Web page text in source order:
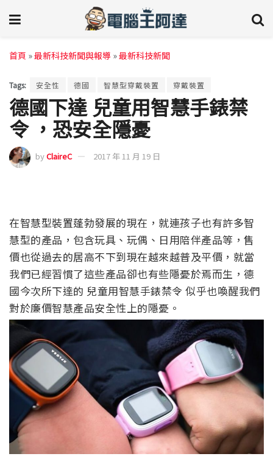
首頁 »最新科技新聞與報導 »最新科技新聞
Tags: 安全性 德國 智慧型穿戴裝置 穿戴裝置
德國下達 兒童用智慧手錶禁
令 ，恐安全隱憂
byClaireC 2017 年 11 月 19 日
在智慧型裝置蓬勃發展的現在，就連孩子也有許多智
慧型的產品，包含玩具、玩偶、日用陪伴產品等，售
價也從過去的居高不下到現在越來越普及平價，就當
我們已經習慣了這些產品卻也有些隱憂於焉而生，德
國今次所下達的 兒童用智慧手錶禁令 似乎也喚醒我們
對於廉價智慧產品安全性上的隱憂。